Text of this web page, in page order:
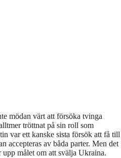
mödan värt att försöka tvinga
tröttnat på sin roll som
var ett kanske sista försök att få till
accepteras av båda parter. Men det
målet om att svälja Ukraina.